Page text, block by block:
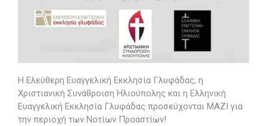
Η Ελεύθερη Ευαγγελική Εκκλησία Γλυφάδας, η
Χριστιανική Συνάθροιση Ηλιούπολης και η Ελληνική
Ευαγγελική Εκκλησία Γλυφάδας προσεύχονται ΜΑΖΙ για
την περιοχή των Νοτίων Προαστίων!